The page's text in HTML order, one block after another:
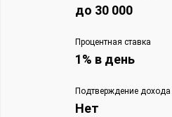
до 30 000
Процентная ставка
1% в день
Подтверждение дохода
Нет